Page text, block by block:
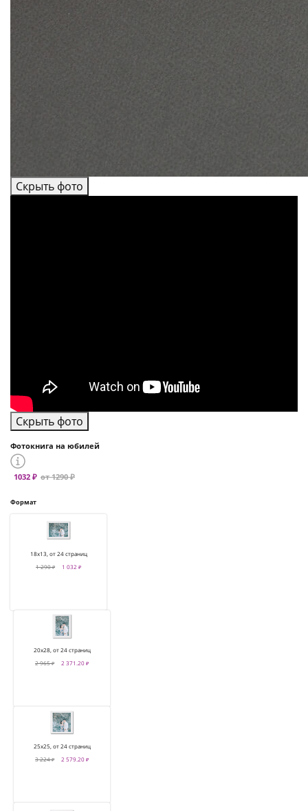
Скрыть фото
Скрыть фото
Фотокнига на юбилей
1032 ₽ от 1290 ₽
Формат
18х13, от 24 страниц
1 290 ₽
1 032 ₽
20х28, от 24 страниц
2 965 ₽
2 371.20 ₽
25х25, от 24 страниц
3 224 ₽
2 579.20 ₽